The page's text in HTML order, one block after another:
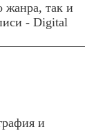
жанра, так и
- Digital
и